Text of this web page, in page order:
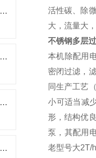
不锈钢多层过滤器的主要结构特点有哪些？
不锈钢多层过滤器工作原理及结构特点你知道么
不锈钢多层过滤器在结构上有哪些特点呢
对不锈钢多层过滤器的生产要求有哪些
活性碳、除
大，流量大
不锈钢多层
本机除配用
密闭过滤，
同生产工艺
小可适当减
形，结构优
泵，其配用
老型号大2T/